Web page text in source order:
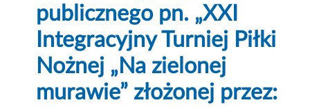
publicznego pn. „XXI
Integracyjny Turniej Piłki
Nożnej „Na zielonej
murawie” złożonej przez: